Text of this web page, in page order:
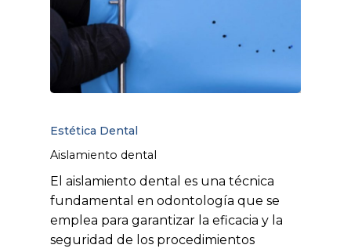
Estética Dental
Aislamiento dental
El aislamiento dental es una técnica
fundamental en odontología que se
emplea para garantizar la eficacia y la
seguridad de los procedimientos